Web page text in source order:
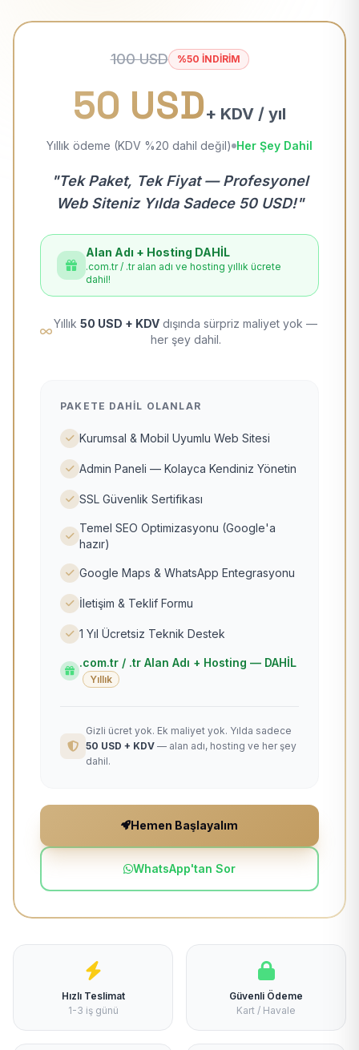
100 USD %50 İNDİRİM
50 USD+ KDV / yıl
Yıllık ödeme (KDV %20 dahil değil) Her Şey Dahil
"Tek Paket, Tek Fiyat — Profesyonel
Web Siteniz Yılda Sadece 50 USD!"
Alan Adı + Hosting DAHİL
.com.tr / .tr alan adı ve hosting yıllık ücrete
dahil!
Yıllık 50 USD + KDV dışında sürpriz maliyet yok —
her şey dahil.
PAKETE DAHIL OLANLAR
Kurumsal & Mobil Uyumlu Web Sitesi
Admin Paneli — Kolayca Kendiniz Yönetin
SSL Güvenlik Sertifikası
Temel SEO Optimizasyonu (Google'a
hazır)
Google Maps & WhatsApp Entegrasyonu
İletişim & Teklif Formu
1 Yıl Ücretsiz Teknik Destek
.com.tr / .tr Alan Adı + Hosting — DAHİL
Yıllık
Gizli ücret yok. Ek maliyet yok. Yılda sadece
50 USD + KDV — alan adı, hosting ve her şey
dahil.
Hemen Başlayalım
WhatsApp'tan Sor
Hızlı Teslimat
1-3 iş günü
Güvenli Ödeme
Kart / Havale